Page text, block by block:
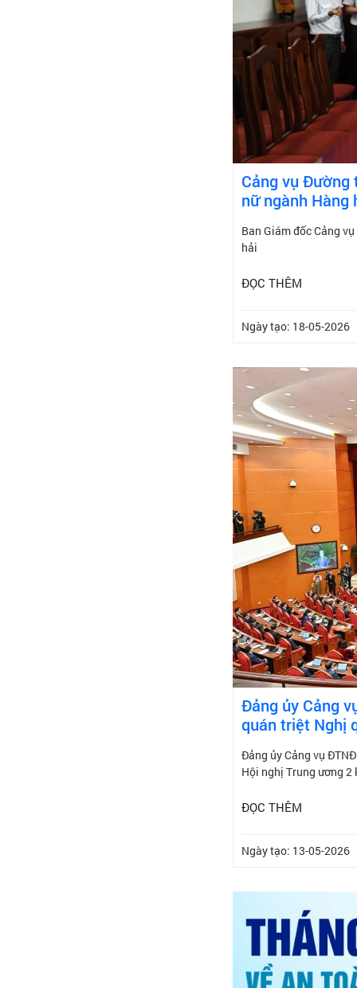
Cảng vụ Đường
nữ ngành Hàng
Ban Giám đốc Cảng
hải
ĐỌC THÊM
Ngày tạo: 18-05-2026
Đảng ủy Cảng
quán triệt Nghị
Đảng ủy Cảng vụ
Hội nghị Trung ương 2
ĐỌC THÊM
Ngày tạo: 13-05-2026